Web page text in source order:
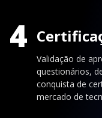
4
Validação de
questionários,
conquista de
mercado de